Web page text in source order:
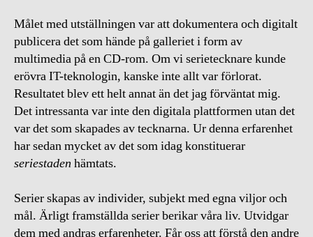
Målet med utställningen var att dokumentera och digitalt
publicera det som hände på galleriet i form av
multimedia på en CD-rom. Om vi serietecknare kunde
erövra IT-teknologin, kanske inte allt var förlorat.
Resultatet blev ett helt annat än det jag förväntat mig.
Det intressanta var inte den digitala plattformen utan det
var det som skapades av tecknarna. Ur denna erfarenhet
har sedan mycket av det som idag konstituerar
seriestaden hämtats.
Serier skapas av individer, subjekt med egna viljor och
mål. Ärligt framställda serier berikar våra liv. Utvidgar
dem med andras erfarenheter. Får oss att förstå den andre